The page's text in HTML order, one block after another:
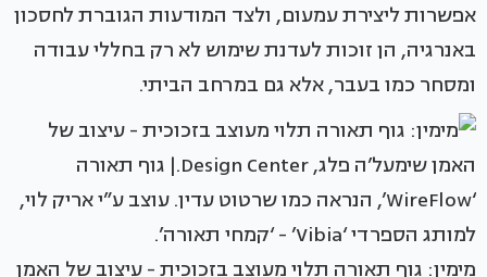
אפשרות ליצירת עמעום, ולצד המודעות הגוברת לחסכון
באנרגיה, הן זוכות לעדנת שימוש לא רק בחללי עבודה
ומסחר כמו בעבר, אלא גם במרחב הביתי.
מימין: גוף תאורה תלוי מעוצב בזכוכית - עיצוב של האמן